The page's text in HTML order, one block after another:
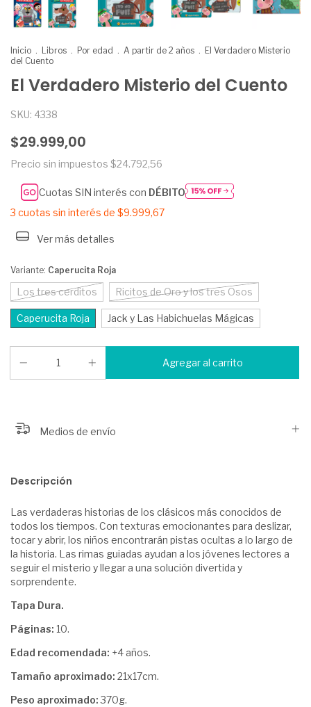
Inicio . Libros . Por edad . A partir de 2 años . El Verdadero Misterio
del Cuento
El Verdadero Misterio del Cuento
SKU: 4338
$29.999,00
Precio sin impuestos $24.792,56
Cuotas SIN interés con DÉBITO
3 cuotas sin interés de $9.999,67
Ver más detalles
Variante: Caperucita Roja
Los tres cerditos Ricitos de Oro y los tres Osos
Caperucita Roja Jack y Las Habichuelas Mágicas
Medios de envío
Descripción
Las verdaderas historias de los clásicos más conocidos de
todos los tiempos. Con texturas emocionantes para deslizar,
tocar y abrir, los niños encontrarán pistas ocultas a lo largo de
la historia. Las rimas guiadas ayudan a los jóvenes lectores a
seguir el misterio y llegar a una solución divertida y
sorprendente.
Tapa Dura.
Páginas: 10.
Edad recomendada: +4 años.
Tamaño aproximado: 21x17cm.
Peso aproximado:370g.